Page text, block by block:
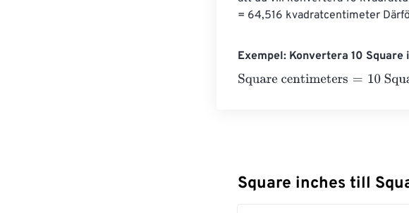
= 64,516 kvadratcentimeter
Exempel: Konvertera 10
Square centimeters=10 Square
Square inches till